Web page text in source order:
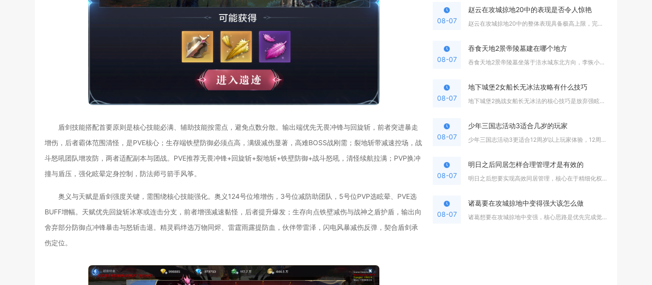
盾剑技能搭配首要原则是核心技能必满、辅助技能按需点，避免点数分散。输出端优先无畏冲锋与回旋斩，前者突进暴走
增伤，后者霸体范围清怪，是PVE核心；生存端铁壁防御必须点高，满级减伤显著，高难BOSS战刚需；裂地斩带减速控场，战
斗怒吼团队增攻防，两者适配副本与团战。PVE推荐无畏冲锋+回旋斩+裂地斩+铁壁防御+战斗怒吼，清怪续航拉满；PVP换冲
撞与盾压，强化眩晕定身控制，防法师弓箭手风筝。
奥义与天赋是盾剑强度关键，需围绕核心技能强化。奥义124号位堆增伤，3号位减防助团队，5号位PVP选眩晕、PVE选
BUFF增幅。天赋优先回旋斩冰寒或连击分支，前者增强减速黏怪，后者提升爆发；生存向点铁壁减伤与战神之盾护盾，输出向
舍弃部分防御点冲锋暴击与怒斩击退。精灵羁绊选万物同烬、雷霆雨露提防血，伙伴带雷泽，闪电风暴减伤反弹，契合盾剑承
伤定位。
08-07
赵云在攻城掠地20中的表现是否令人惊艳
赵云在攻城掠地20中的整体表现具备极高上限，完成觉醒培养后足...
08-07
吞食天地2景帝陵墓建在哪个地方
吞食天地2景帝陵墓坐落于涪水城东北方向，李恢小屋北侧树林中间...
08-07
地下城堡2女船长无冰法攻略有什么技巧
地下城堡2挑战女船长无冰法的核心技巧是放弃强眩晕控制思路，依...
08-07
少年三国志活动3适合几岁的玩家
少年三国志活动3更适合12周岁以上玩家体验，12周岁以下玩家...
08-07
明日之后同居怎样合理管理才是有效的
明日之后想要实现高效同居管理，核心在于精细化权限划分、固定资...
08-07
诸葛要在攻城掠地中变得强大该怎么做
诸葛想要在攻城掠地中变强，核心思路是优先完成觉醒与传奇觉醒，...